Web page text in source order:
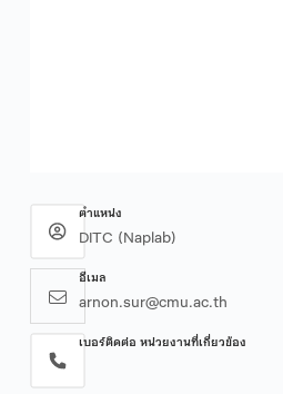
ตำแหน่ง
DITC (Naplab)
อีเมล
arnon.sur@cmu.ac.th
เบอร์ติดต่อ หน่วยงานที่เกี่ยวข้อง